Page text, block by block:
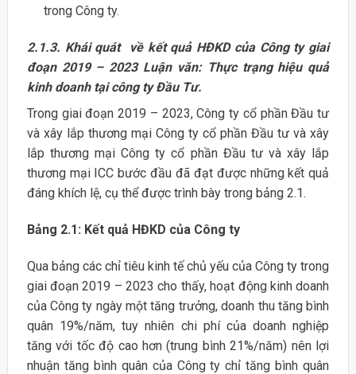
trong Công ty.
2.1.3. Khái quát về kết quả HĐKD của Công ty giai
đoạn 2019 – 2023 Luận văn: Thực trạng hiệu quả
kinh doanh tại công ty Đầu Tư.
Trong giai đoạn 2019 – 2023, Công ty cổ phần Đầu tư
và xây lắp thương mại Công ty cổ phần Đầu tư và xây
lắp thương mại Công ty cổ phần Đầu tư và xây lắp
thương mại ICC bước đầu đã đạt được những kết quả
đáng khích lệ, cụ thể được trình bày trong bảng 2.1.
Bảng 2.1: Kết quả HĐKD của Công ty
Qua bảng các chỉ tiêu kinh tế chủ yếu của Công ty trong
giai đoạn 2019 – 2023 cho thấy, hoạt động kinh doanh
của Công ty ngày một tăng trưởng, doanh thu tăng bình
quân 19%/năm, tuy nhiên chi phí của doanh nghiệp
tăng với tốc độ cao hơn (trung bình 21%/năm) nên lợi
nhuận tăng bình quân của Công ty chỉ tăng bình quân